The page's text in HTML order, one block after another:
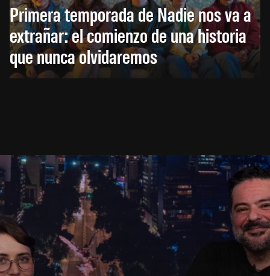
Primera temporada de Nadie nos va a
extrañar: el comienzo de una historia
que nunca olvidaremos